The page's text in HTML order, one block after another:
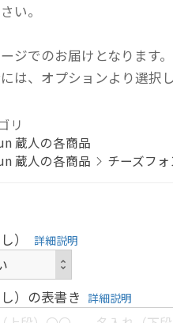
い。
ジでのお届けとなります
は、オプションより選択し
リ
蔵人の各商品
蔵人の各商品
チーズフ
） 詳細説明
）の表書き 詳細説明